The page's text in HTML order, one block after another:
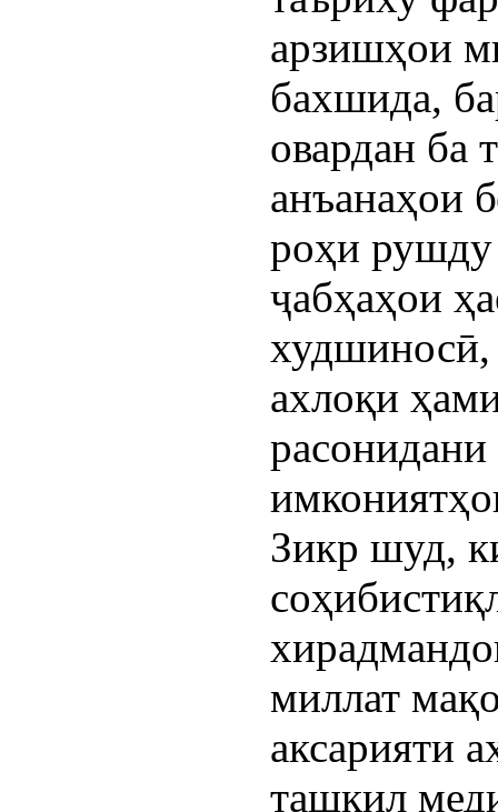
арзишҳои
бахшида,
овардан ба
анъанаҳои
роҳи
ҷабҳаҳои
худшиносӣ,
ахлоқи
расонидани
Зикр шуд,
миллат
аксарияти
ташкил